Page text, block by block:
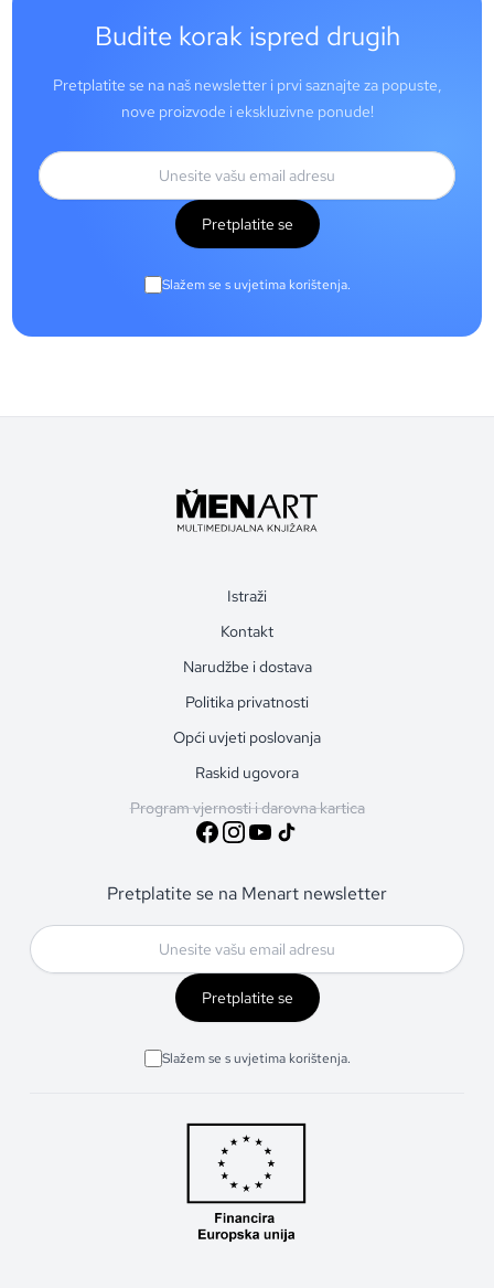
Budite korak ispred drugih
Pretplatite se na naš newsletter i prvi saznajte za popuste,
nove proizvode i ekskluzivne ponude!
Pretplatite se
Slažem se s uvjetima korištenja.
Istraži
Kontakt
Narudžbe i dostava
Politika privatnosti
Opći uvjeti poslovanja
Raskid ugovora
Program vjernosti i darovna kartica
Pretplatite se na Menart newsletter
Pretplatite se
Slažem se s uvjetima korištenja.